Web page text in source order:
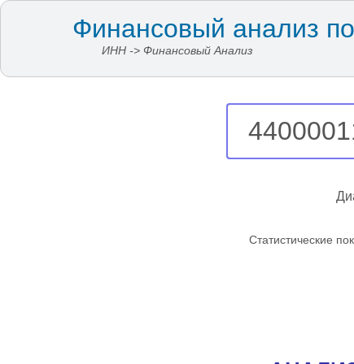
Финансовый анализ
ИНН -> Финансовый Анализ
Cтатистические